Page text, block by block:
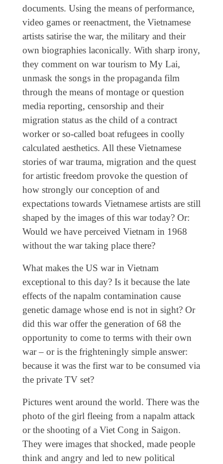
documents. Using the means of performance,
video games or reenactment, the Vietnamese
artists satirise the war, the military and their
own biographies laconically. With sharp irony,
they comment on war tourism to My Lai,
unmask the songs in the propaganda film
through the means of montage or question
media reporting, censorship and their
migration status as the child of a contract
worker or so-called boat refugees in coolly
calculated aesthetics. All these Vietnamese
stories of war trauma, migration and the quest
for artistic freedom provoke the question of
how strongly our conception of and
expectations towards Vietnamese artists are still
shaped by the images of this war today? Or:
Would we have perceived Vietnam in 1968
without the war taking place there?
What makes the US war in Vietnam
exceptional to this day? Is it because the late
effects of the napalm contamination cause
genetic damage whose end is not in sight? Or
did this war offer the generation of 68 the
opportunity to come to terms with their own
war – or is the frighteningly simple answer:
because it was the first war to be consumed via
the private TV set?
Pictures went around the world. There was the
photo of the girl fleeing from a napalm attack
or the shooting of a Viet Cong in Saigon.
They were images that shocked, made people
think and angry and led to new political